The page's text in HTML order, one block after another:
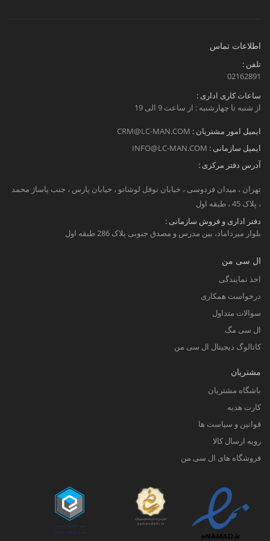
اطلاعات تماس
تلفن :
02162891
ساعات کاری اداری :
از شنبه تا چهارشنبه : از ساعت 9 الی 19
ایمیل امور مشتریان : CRM@LC-MAN.COM
ایمیل سازمانی : INFO@LC-MAN.COM
آدرس دفتر مرکزی :
تهران ، میدان فردوسی ، خبابان نوفل لوشاتو ، خیابان پارس ، جنب پاساژ محمد
، پلاک 45 ، طبقه اول
دفتر اداری و فروش سازمانی :
بلوار میرداماد، بین مدرس و مصدق جنوبی پلاک 286 طبقه اول
ال سی من
اخذ نمایندگی
درخواست همکاری
سوالات متداول
ال سی مگ
کاتالوگ دیجیتال ال سی من
مشتریان
باشگاه مشتریان
کارت هدیه
قوانین و سیاست ها
رویه ارسال کالا
فروشگاه های ال سی من